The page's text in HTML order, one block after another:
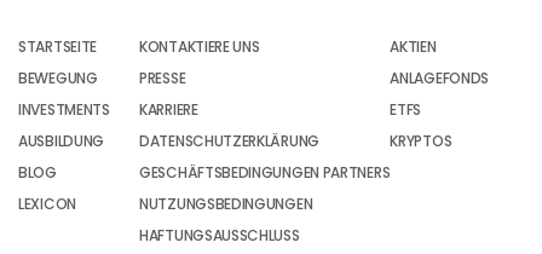
STARTSEITE
BEWEGUNG
INVESTMENTS
AUSBILDUNG
BLOG
LEXICON
KONTAKTIERE UNS
PRESSE
KARRIERE
DATENSCHUTZERKLÄRUNG
GESCHÄFTSBEDINGUNGEN PARTNERS
NUTZUNGSBEDINGUNGEN
HAFTUNGSAUSSCHLUSS
AKTIEN
ANLAGEFONDS
ETFS
KRYPTOS